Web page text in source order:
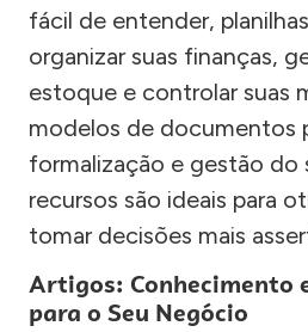
fácil de entender,
organizar suas finanças,
estoque e controlar suas
modelos de documentos
formalização e gestão do
recursos são ideais para
tomar decisões mais
Artigos: Conhecimento
para o Seu Negócio